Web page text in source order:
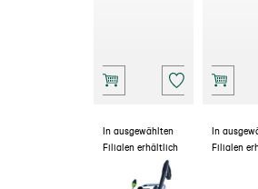
In ausgewählten
Filialen erhältlich
In
Filialen